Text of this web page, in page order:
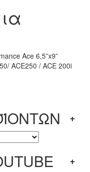
Ace 6,5”x9”
ACE250 / ACE 200i